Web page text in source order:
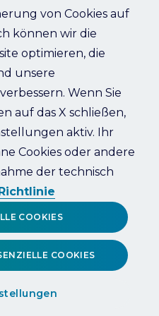
von Cookies auf
können wir die
optimieren, die
unsere
Wenn Sie
auf das X schließen,
aktiv. Ihr
Cookies oder andere
der technisch
COOKIES
COOKIES